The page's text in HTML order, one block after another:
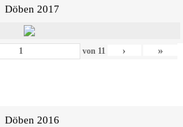
Döben 2017
von 11 › »
Döben 2016